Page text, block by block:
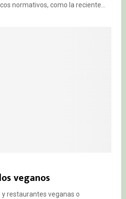
normativos, como la reciente...
veganos
restaurantes veganas o